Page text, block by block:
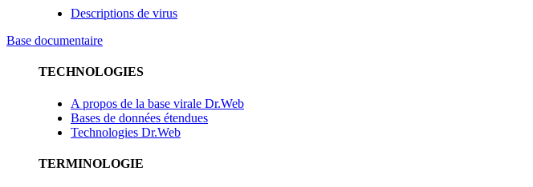
Descriptions de virus
Base documentaire
TECHNOLOGIES
A propos de la base virale Dr.Web
Bases de données étendues
Technologies Dr.Web
TERMINOLOGIE